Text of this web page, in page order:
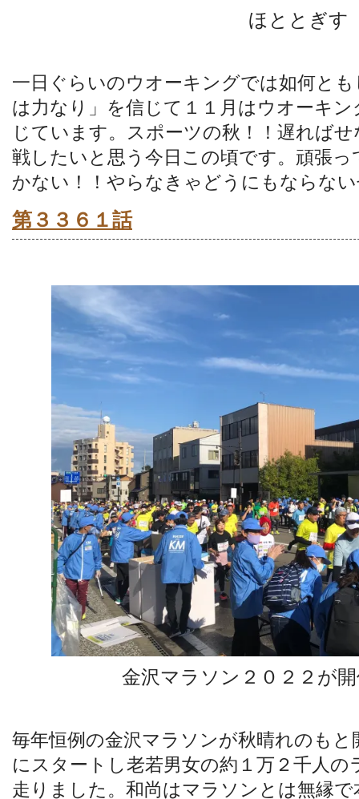
ほととぎす
一日ぐらいのウオーキングでは如何と
は力なり」を信じて１１月はウオーキ
じています。スポーツの秋！！遅れば
戦したいと思う今日この頃です。頑張
かない！！やらなきゃどうにもならな
第３３６１話
金沢マラソン２０２２が
毎年恒例の金沢マラソンが秋晴れのもと
にスタートし老若男女の約１万２千人
走りました。和尚はマラソンとは無縁